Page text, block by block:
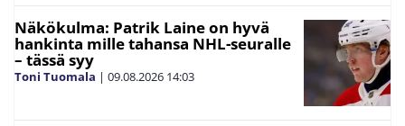
Näkökulma: Patrik Laine on hyvä
hankinta mille tahansa NHL-seuralle
– tässä syy
Toni Tuomala | 09.08.2026 14:03